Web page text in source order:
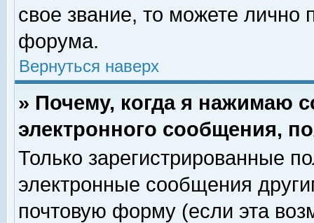
свое звание, то можете лично
форума.
Вернуться наверх
» Почему, когда я нажимаю
электронного сообщения,
Только зарегистрированные
электронные сообщения
почтовую форму (если эта